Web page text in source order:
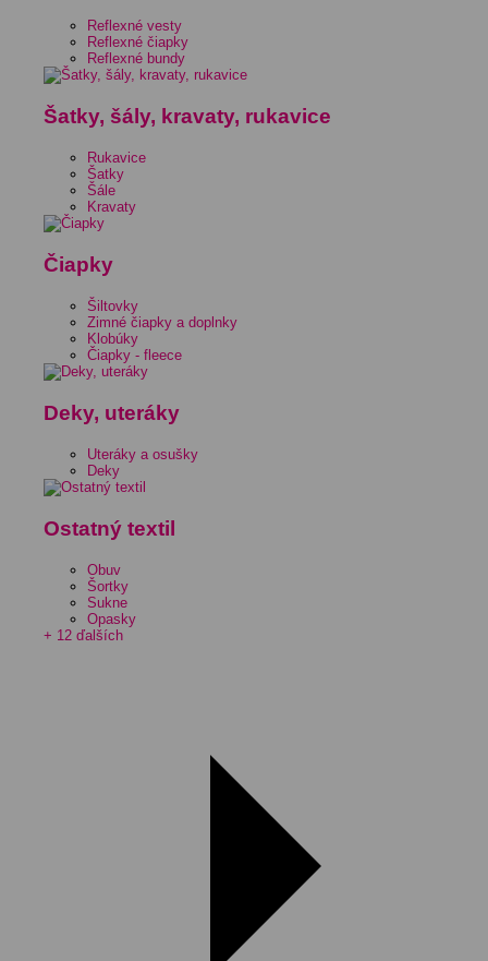
Reflexné vesty
Reflexné čiapky
Reflexné bundy
Šatky, šály, kravaty, rukavice
Rukavice
Šatky
Šále
Kravaty
Čiapky
Šiltovky
Zimné čiapky a doplnky
Klobúky
Čiapky - fleece
Deky, uteráky
Uteráky a osušky
Deky
Ostatný textil
Obuv
Šortky
Sukne
Opasky
+ 12 ďalších